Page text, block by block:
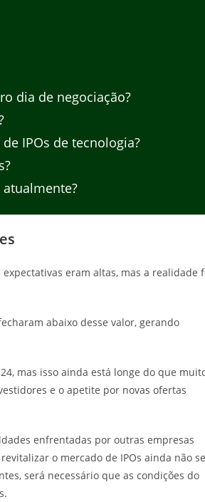
dia de negociação?
IPOs de tecnologia?
eram altas, mas a realidade
abaixo desse valor, gerando
mas isso ainda está longe do que
e o apetite por novas ofertas
enfrentadas por outras empresas
o mercado de IPOs ainda não se
será necessário que as condições do